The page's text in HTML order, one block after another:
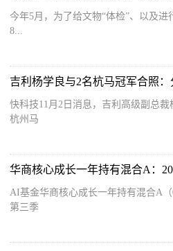
今年5月，为了给文物“体检”、以及进
8...
快科技11月2日消息，吉利高级副总
杭州马
AI基金华商核心成长一年持有混合A（
第三季